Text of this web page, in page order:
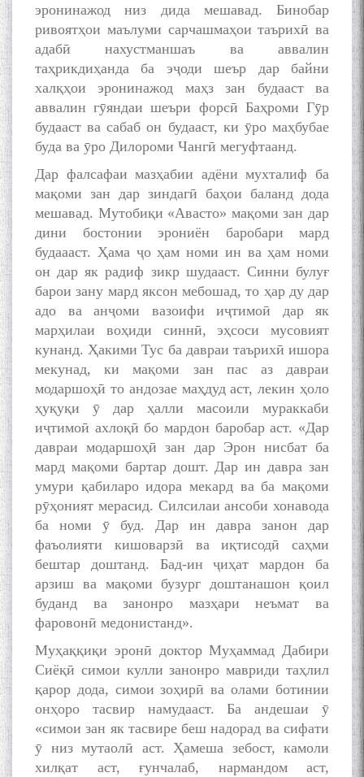
эронинажод низ дида мешавад. Бинобар
ривоятҳои маълуми сарчашмаҳои таърихӣ ва
адабӣ нахустманшаъ ва аввалин
таҳрикдиҳанда ба эҷоди шеър дар байни
халқҳои эронинажод маҳз зан будааст ва
аввалин гӯяндаи шеъри форсӣ Баҳроми Гӯр
будааст ва сабаб он будааст, ки ӯро маҳбубае
буда ва ӯро Дилороми Чангӣ мегуфтаанд.
Дар фалсафаи мазҳабии адёни мухталиф ба
мақоми зан дар зиндагӣ баҳои баланд дода
мешавад. Мутобиқи «Авасто» мақоми зан дар
дини бостонии эрониён баробари мард
будаааст. Ҳама ҷо ҳам номи ин ва ҳам номи
он дар як радиф зикр шудааст. Синни булуғ
барои зану мард яксон мебошад, то ҳар ду дар
адо ва анҷоми вазоифи иҷтимоӣ дар як
марҳилаи воҳиди синнӣ, эҳсоси мусовият
кунанд. Ҳакими Тус ба давраи таърихӣ ишора
мекунад, ки мақоми зан пас аз давраи
модаршоҳӣ то андозае маҳдуд аст, лекин ҳоло
ҳуқуқи ӯ дар ҳалли масоили мураккаби
иҷтимоӣ ахлоқӣ бо мардон баробар аст. «Дар
давраи модаршоҳӣ зан дар Эрон нисбат ба
мард мақоми бартар дошт. Дар ин давра зан
умури қабиларо идора мекард ва ба мақоми
рӯҳоният мерасид. Силсилаи ансоби хонавода
ба номи ӯ буд. Дар ин давра занон дар
фаъолияти кишоварзӣ ва иқтисодӣ саҳми
бештар доштанд. Бад-ин ҷиҳат мардон ба
арзиш ва мақоми бузург доштанашон қоил
буданд ва занонро мазҳари неъмат ва
фаровонӣ медонистанд».
Муҳаққиқи эронӣ доктор Муҳаммад Дабири
Сиёқӣ симои кулли занонро мавриди таҳлил
қарор дода, симои зоҳирӣ ва олами ботинии
онҳоро тасвир намудааст. Ба андешаи ӯ
«симои зан як тасвире беш надорад ва сифати
ӯ низ мутаолӣ аст. Ҳамеша зебост, камоли
хилқат аст, ғунчалаб, нармандом аст,